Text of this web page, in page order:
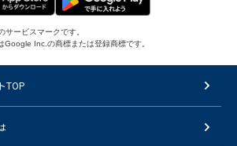
ービスマークです。
Inc.の商標または登録商標です。
TOP